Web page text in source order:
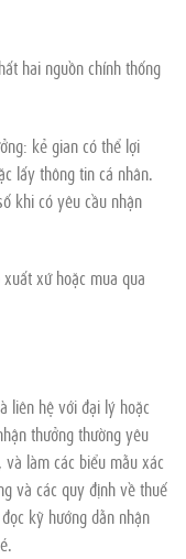
hai nguồn chính thống
kẻ gian có thể lợi
lấy thông tin cá nhân.
khi có yêu cầu nhận
xứ hoặc mua qua
liên hệ với đại lý hoặc
thưởng thường yêu
làm các biểu mẫu xác
và các quy định về thuế
kỹ hướng dẫn nhận